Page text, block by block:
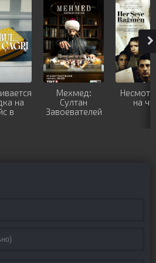
на
в
Мехмед:
Султан
Завоевателей
на